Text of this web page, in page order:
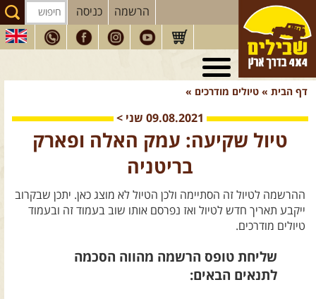
הרשמה כניסה
טיולי 4X4
בארץ
נהיגה
חנותשבילים
הבלוג של יואב קווה
דף הבית » טיולים מודרכים »
09.08.2021 שני >
טיול שקיעה: עמק האלה ופארק
בריטניה
ההרשמה לטיול זה הסתיימה ולכן הטיול לא מוצג כאן. יתכן שבקרוב
ייקבע תאריך חדש לטיול ואז נפרסם אותו שוב בעמוד זה ובעמוד
טיולים מודרכים.
שליחת טופס הרשמה מהווה הסכמה
לתנאים הבאים: